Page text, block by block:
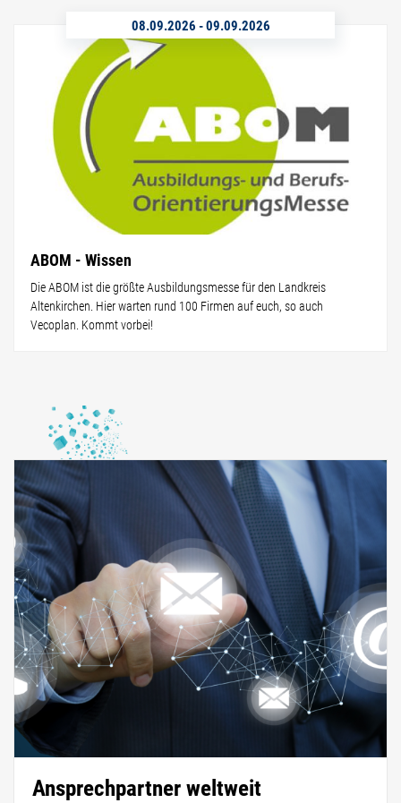
08.09.2026 -09.09.2026
ABOM - Wissen
Die ABOM ist die größte Ausbildungsmesse für den Landkreis
Altenkirchen. Hier warten rund 100 Firmen auf euch, so auch
Vecoplan. Kommt vorbei!
Ansprechpartner weltweit